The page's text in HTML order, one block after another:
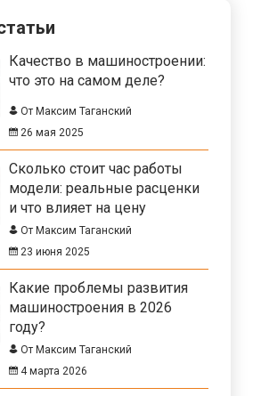
Качество в машиностроении:
что это на самом деле?
От Максим Таганский
26 мая 2025
Сколько стоит час работы
модели: реальные расценки
и что влияет на цену
От Максим Таганский
23 июня 2025
Какие проблемы развития
машиностроения в 2026
году?
От Максим Таганский
4 марта 2026